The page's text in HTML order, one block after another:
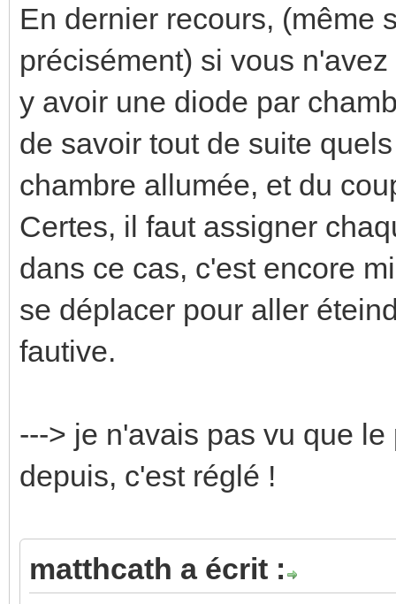
En dernier recours, (même
précisément) si vous
y avoir une diode par
de savoir tout de suite
chambre allumée, et du
Certes, il faut assigner
dans ce cas, c'est encore
se déplacer pour aller
fautive.
---> je n'avais pas vu que
depuis, c'est réglé !
matthcath a écrit :